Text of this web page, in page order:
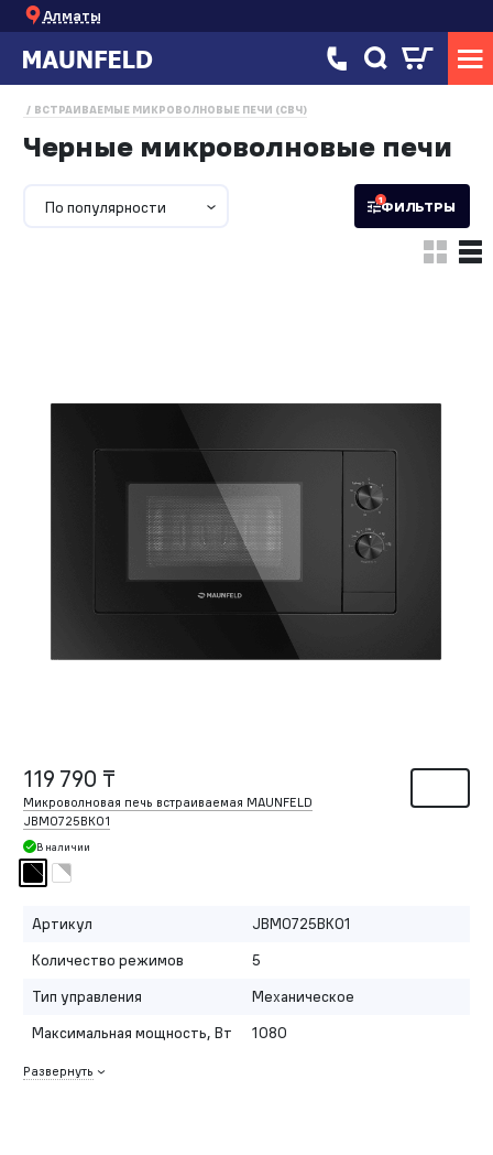
Алматы
ВСТРАИВАЕМЫЕ МИКРОВОЛНОВЫЕ ПЕЧИ (СВЧ)
Черные микроволновые печи
По популярности 1ФИЛЬТРЫ
119 790 ₸
Микроволновая печь встраиваемая MAUNFELD
JBMO725BK01
В наличии
Артикул
JBMO725BK01
Количество режимов
5
Тип управления
Механическое
Максимальная мощность, Вт
1080
Развернуть